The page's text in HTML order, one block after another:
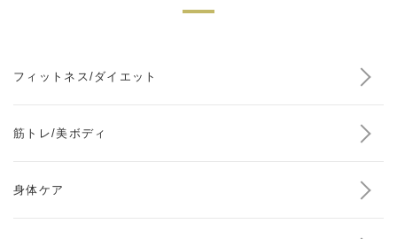
フィットネス/ダイエット
筋トレ/美ボディ
身体ケア